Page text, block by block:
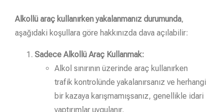
Alkollü araç kullanırken yakalanmanız durumunda,
aşağıdaki koşullara göre hakkınızda dava açılabilir:
Sadece Alkollü Araç Kullanmak:
Alkol sınırının üzerinde araç kullanırken
trafik kontrolünde yakalanırsanız ve herhangi
bir kazaya karışmamışsanız, genellikle idari
yaptırımlar uygulanır.